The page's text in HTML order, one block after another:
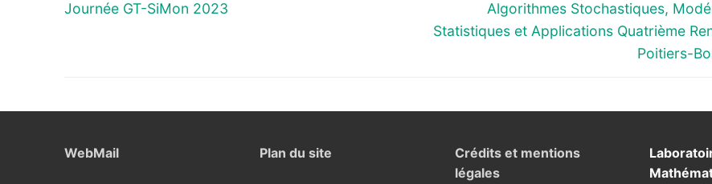
de
Previous
Journée GT-SiMon 2023
Next
post:
Algorithmes Stochastiques,
Statistiques et Applications Quatrième
Poitiers-
WebMail Plan du site
Crédits et mentions
légales